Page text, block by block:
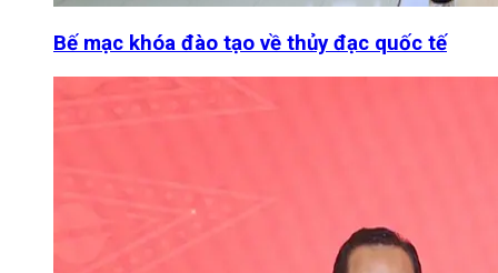
Bế mạc khóa đào tạo về thủy đạc quốc tế